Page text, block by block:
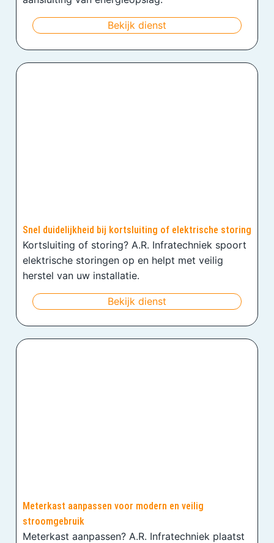
Bekijk dienst
Snel duidelijkheid bij kortsluiting of elektrische storing
Kortsluiting of storing? A.R. Infratechniek spoort
elektrische storingen op en helpt met veilig
herstel van uw installatie.
Bekijk dienst
Meterkast aanpassen voor modern en veilig
stroomgebruik
Meterkast aanpassen? A.R. Infratechniek plaatst